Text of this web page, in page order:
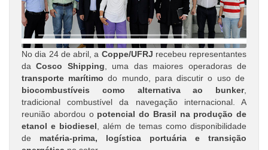
No dia 24 de abril, a Coppe/UFRJ recebeu representantes
daCosco Shipping, uma das maiores operadoras de
transporte marítimodo mundo, para discutir o uso de
biocombustíveis como alternativa ao bunker,
tradicional combustível da navegação internacional. A
reunião abordou o potencial do Brasil na produção de
etanol e biodiesel, além de temas como disponibilidade
de matéria-prima, logística portuária e transição